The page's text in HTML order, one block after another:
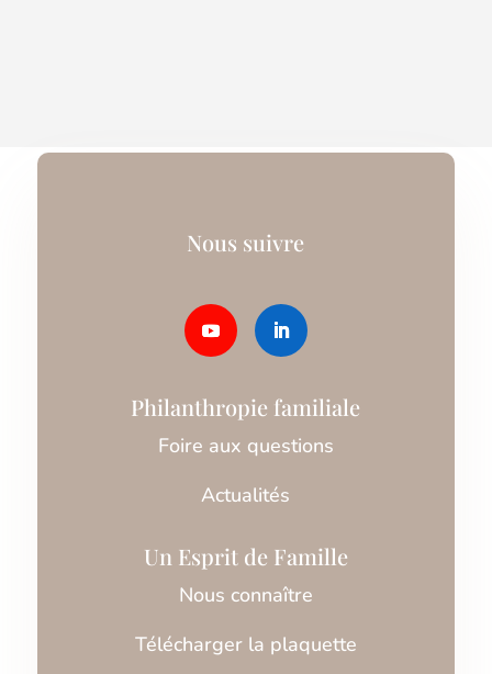
Nous suivre
Philanthropie familiale
Foire aux questions
Actualités
Un Esprit de Famille
Nous connaître
Télécharger la plaquette